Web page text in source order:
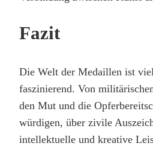
Fazit
Die Welt der Medaillen ist
faszinierend. Von
den Mut und die
würdigen, über zivile
intellektuelle und kreative